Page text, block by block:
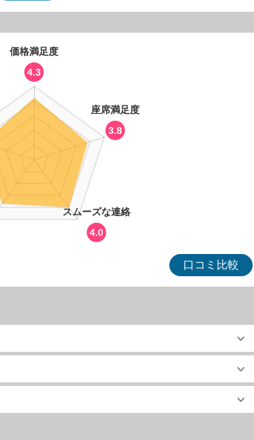
価格満足度
4.3
座席満足度
3.8
スムーズな連絡
4.0
口コミ比較